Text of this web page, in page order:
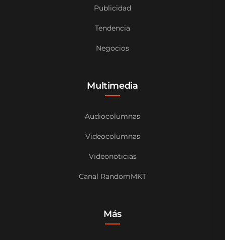
Publicidad
Tendencia
Negocios
Multimedia
Audiocolumnas
Videocolumnas
Videonoticias
Canal RandomMKT
Más